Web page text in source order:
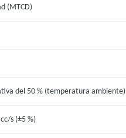
(MTCD)
del 50 % (temperatura ambiente)
s (±5 %)